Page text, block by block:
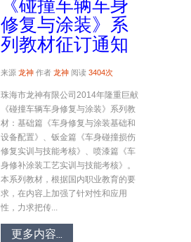
《碰撞车辆车身
修复与涂装》系
列教材征订通知
来源 龙神 作者 龙神 阅读 3404次
珠海市龙神有限公司2014年隆重巨献
《碰撞车辆车身修复与涂装》系列教
材：基础篇《车身修复与涂装基础和
设备配置》、钣金篇《车身碰撞损伤
修复实训与技能考核》、喷漆篇《车
身修补涂装工艺实训与技能考核》。
本系列教材，根据国内职业教育的要
求，在内容上加强了针对性和应用
性，力求把传...
更多内容...